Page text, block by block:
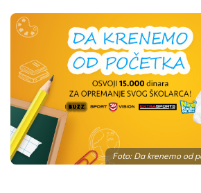
Foto: Da krenemo od